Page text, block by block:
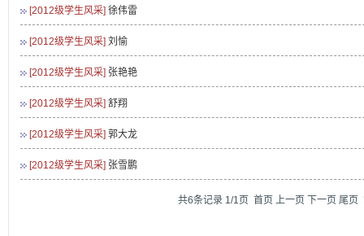
[2012级学生风采] 徐伟雷
[2012级学生风采] 刘愉
[2012级学生风采] 张艳艳
[2012级学生风采] 舒翔
[2012级学生风采] 郭大龙
[2012级学生风采] 张雪鹏
共6条记录 1/1页首页 上一页 下一页 尾页